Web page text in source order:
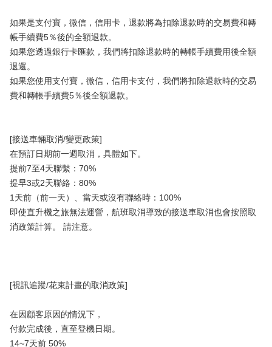
如果是支付寶，微信，信用卡，退款將為扣除退款時的交易費和轉
帳手續費5％後的全額退款。
如果您透過銀行卡匯款，我們將扣除退款時的轉帳手續費用後全額
退還。
如果您使用支付寶，微信，信用卡支付，我們將扣除退款時的交易
費和轉帳手續費5％後全額退款。
[接送車輛取消/變更政策]
在預訂日期前一週取消，具體如下。
提前7至4天聯繫：70%
提早3或2天聯絡：80%
1天前（前一天）、當天或沒有聯絡時：100%
即使直升機之旅無法運營，航班取消導致的接送車取消也會按照取
消政策計算。 請注意。
[視訊追蹤/花束計畫的取消政策]
在因顧客原因的情況下，
付款完成後，直至登機日期。
14~7天前 50%